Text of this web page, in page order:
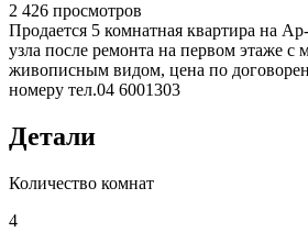
2 426 просмотров
Продается 5 комнатная квартира на
узла после ремонта на первом этаже с
живописным видом, цена по
номеру тел.04 6001303
Детали
Количество комнат
4